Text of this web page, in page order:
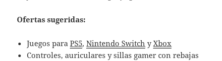
Ofertas sugeridas:
Juegos paraPS5,Nintendo Switch yXbox
Controles, auriculares y sillas gamer con rebajas